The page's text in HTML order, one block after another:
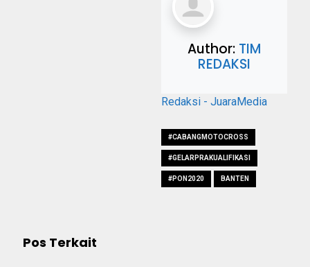
Author: TIM
REDAKSI
Redaksi - JuaraMedia
#CABANGMOTOCROSS
#GELARPRAKUALIFIKASI
#PON2020 BANTEN
Pos Terkait